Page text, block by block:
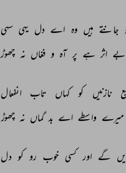
جانتے ہیں وہ اے دل یہی سہی
بے اثر ہے پر آہ و فغاں نہ چھوڑ
نازنیں کو کہاں تاب
انفعال
میرے واسطے اے بد گماں نہ چھوڑ
گے اور کسی خوب رو کو دل